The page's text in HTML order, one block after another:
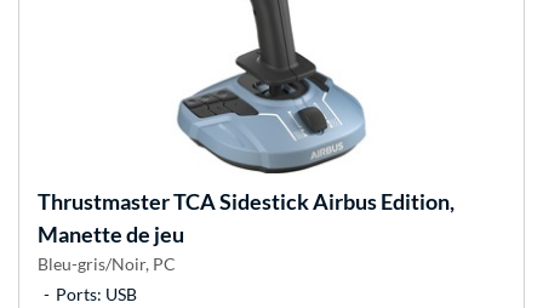
ThrustmasterTCA Sidestick Airbus Edition,
Manette de jeu
Bleu-gris/Noir, PC
Ports: USB